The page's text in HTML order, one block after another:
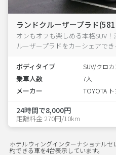
ランドクルーザープラド
オンもオフも楽しめる本格SUV
ルーザープラドをカーシェアでき
ボディタイプ SUV/クロカ
乗車人数 7人
メーカー TOYOTA ト
24時間で8,000円
距離料金 270円/10km
ホテルウィングインターナショナル
約できる車を4台表示しています。